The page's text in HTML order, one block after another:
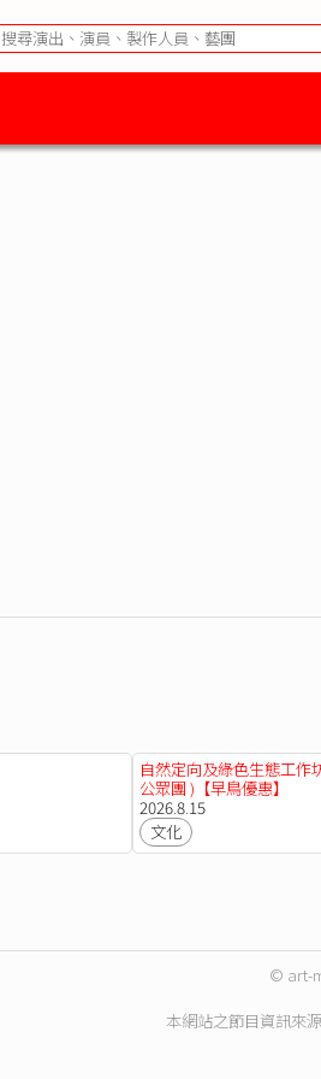
自然定向及綠色生態工作
公眾團 )【早鳥優惠】
2026.8.15
文化
© art-
本網站之節目資訊來